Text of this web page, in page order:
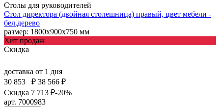
Столы для руководителей
Стол директора (двойная столешница) правый, цвет мебели -
бел.дерево
размер: 1800х900х750 мм
Хит продаж
Скидка
доставка от 1 дня
30 853
₽ 38 566 ₽
Скидка 7 713 ₽-20%
арт. 7000983